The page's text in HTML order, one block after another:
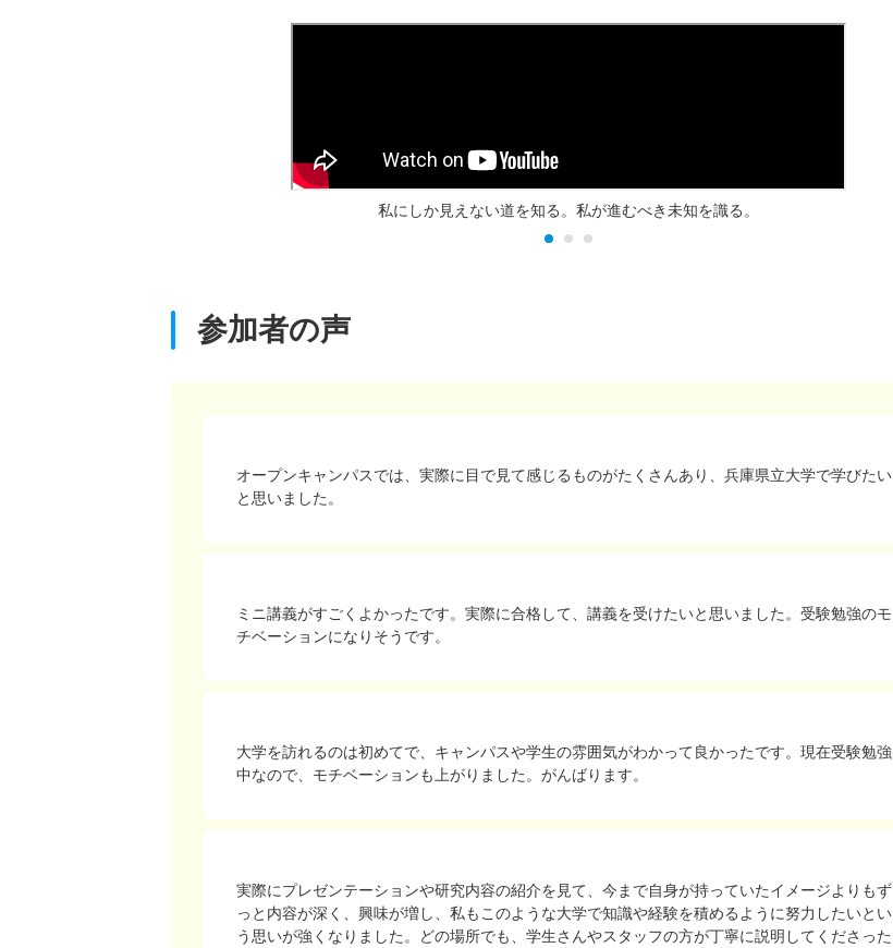
私にしか見えない道を知る。私が進むべき未知を識る。
参加者の声
オープンキャンパスでは、実際に目で見て感じるものがたくさんあり、兵庫県立大学で学びたい
と思いました。
ミニ講義がすごくよかったです。実際に合格して、講義を受けたいと思いました。受験勉強のモ
チベーションになりそうです。
大学を訪れるのは初めてで、キャンパスや学生の雰囲気がわかって良かったです。現在受験勉強
中なので、モチベーションも上がりました。がんばります。
実際にプレゼンテーションや研究内容の紹介を見て、今まで自身が持っていたイメージよりもず
っと内容が深く、興味が増し、私もこのような大学で知識や経験を積めるように努力したいとい
う思いが強くなりました。どの場所でも、学生さんやスタッフの方が丁寧に説明してくださった